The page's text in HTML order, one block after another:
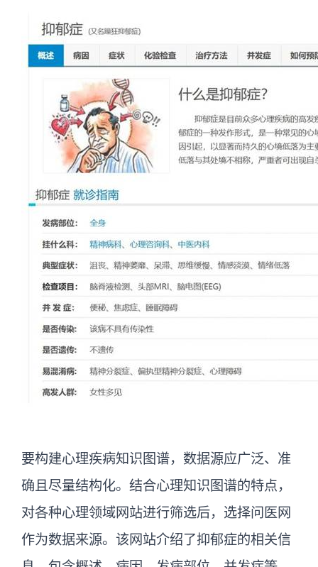
要构建心理疾病知识图谱，数据源应广泛、准
确且尽量结构化。结合心理知识图谱的特点，
对各种心理领域网站进行筛选后，选择问医网
作为数据来源。该网站介绍了抑郁症的相关信